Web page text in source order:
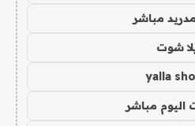
مباشر
شوت
yalla
اليوم مباشر